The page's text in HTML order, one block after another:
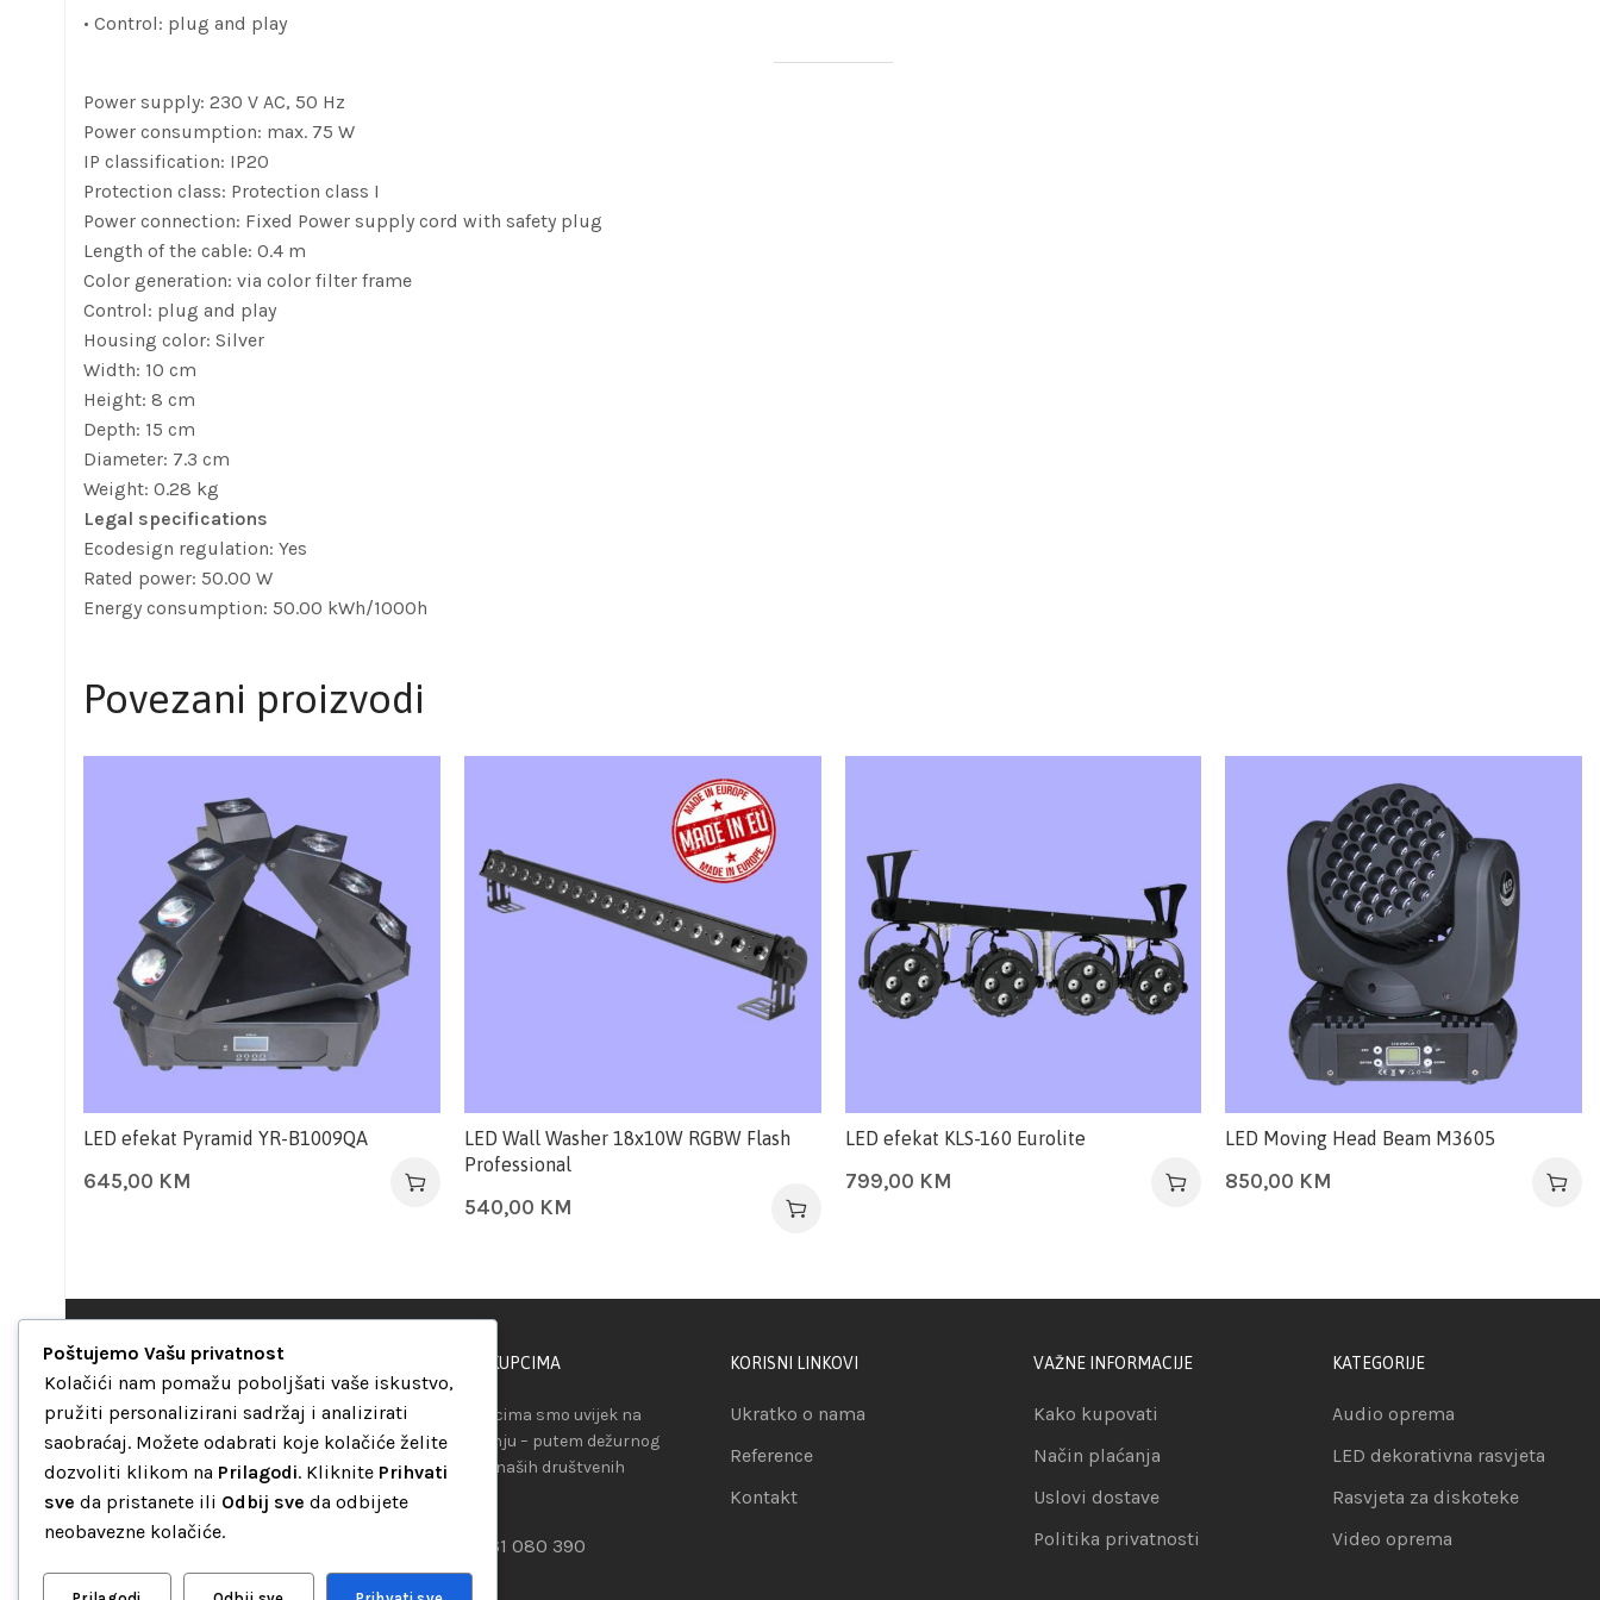
• Control: plug and play
Power supply: 230 V AC, 50 Hz
Power consumption: max. 75 W
IP classification: IP20
Protection class: Protection class I
Power connection: Fixed Power supply cord with safety plug
Length of the cable: 0.4 m
Color generation: via color filter frame
Control: plug and play
Housing color: Silver
Width: 10 cm
Height: 8 cm
Depth: 15 cm
Diameter: 7.3 cm
Weight: 0.28 kg
Legal specifications
Ecodesign regulation: Yes
Rated power: 50.00 W
Energy consumption: 50.00 kWh/1000h
Povezani proizvodi
LED efekat Pyramid YR-B1009QA
645,00 KM
LED Wall Washer 18x10W RGBW Flash
Professional
540,00 KM
LED efekat KLS-160 Eurolite
799,00 KM
LED Moving Head Beam M3605
850,00 KM
“Set Up S” d.o.o.
Maršala Tita b.b.
Avaz Robot centar
75000 Tuzla
Bosna i Hercegovina
+387 35 262 405
PODRŠKA KUPCIMA
Našim kupcima smo uvijek na
raspolaganju – putem dežurnog
telefona ili naših društvenih
+387 61 080 390
KORISNI LINKOVI
Ukratko o nama
Reference
Kontakt
VAŽNE INFORMACIJE
Kako kupovati
Način plaćanja
Uslovi dostave
Politika privatnosti
KATEGORIJE
Audio oprema
LED dekorativna rasvjeta
Rasvjeta za diskoteke
Video oprema
Poštujemo Vašu privatnost
Kolačići nam pomažu poboljšati vaše iskustvo,
pružiti personalizirani sadržaj i analizirati
saobraćaj. Možete odabrati koje kolačiće želite
dozvoliti klikom na Prilagodi. Kliknite Prihvati
sve da pristanete ili Odbij sve da odbijete
neobavezne kolačiće.